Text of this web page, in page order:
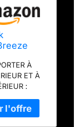
À
ET À
:
doté